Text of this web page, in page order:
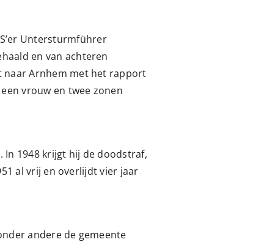
Untersturmführer
en van achteren
naar Arnhem met het rapport
vrouw en twee zonen
1948 krijgt hij de doodstraf,
al vrij en overlijdt vier jaar
andere de gemeente